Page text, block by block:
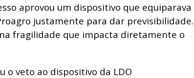
aprovou um dispositivo que equiparava
justamente para dar previsibilidade.
fragilidade que impacta diretamente o
o veto ao dispositivo da LDO